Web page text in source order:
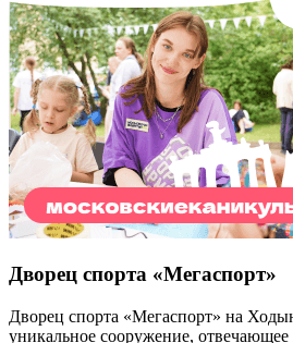
Дворец спорта «Мегаспорт»
Дворец спорта «Мегаспорт» на
уникальное сооружение,